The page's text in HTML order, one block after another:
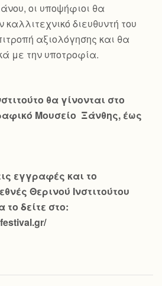
οι υποψήφιοι θα
διευθυντή του
αξιολόγησης και θα
με την υποτροφία.
θα γίνονται στο
Μουσείο Ξάνθης, έως
εγγραφές και το
Θερινού Ινστιτούτου
το δείτε στο: